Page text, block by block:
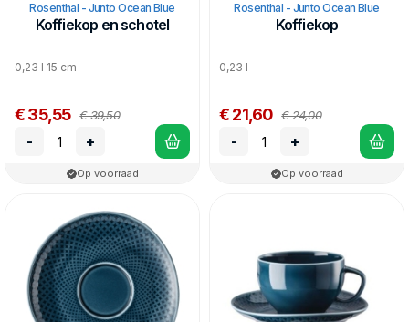
Rosenthal - Junto Ocean Blue
Koffiekop en schotel
0,23 l 15 cm
€ 35,55 € 39,50
- +
Op voorraad
Rosenthal - Junto Ocean Blue
Koffiekop
0,23 l
€ 21,60 € 24,00
- +
Op voorraad